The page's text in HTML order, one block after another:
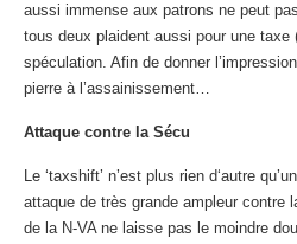
aussi immense aux patrons ne peut
tous deux plaident aussi pour une taxe
spéculation. Afin de donner
pierre à l’assainissement…
Attaque contre la Sécu
Le ‘taxshift’ n’est plus rien d‘autre
attaque de très grande ampleur contre
de la N-VA ne laisse pas le moindre